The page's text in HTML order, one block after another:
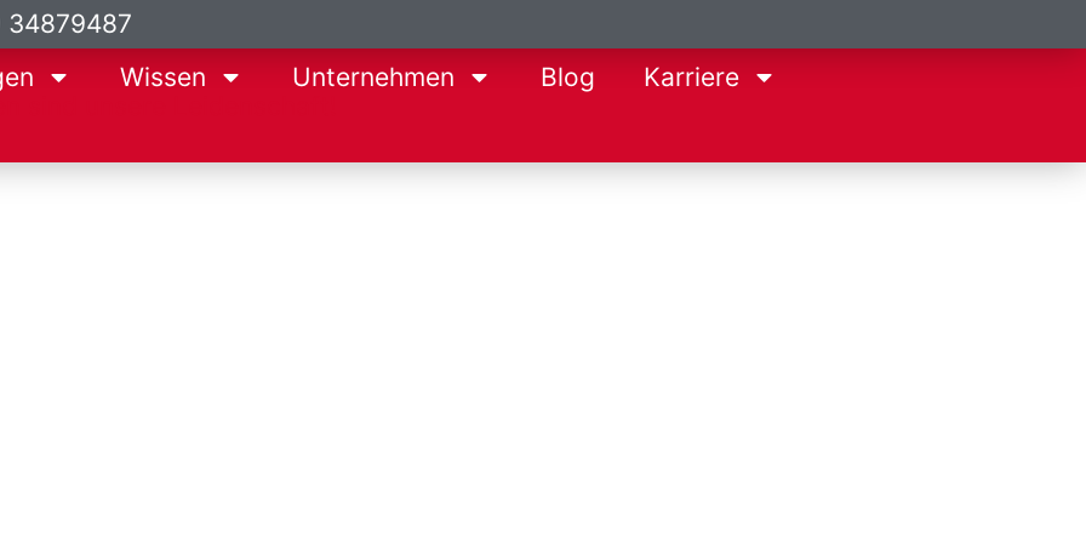
34879487
Wissen Unternehmen Blog
Karriere